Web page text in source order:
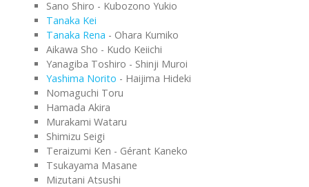
Sano Shiro - Kubozono Yukio
Tanaka Kei
Tanaka Rena - Ohara Kumiko
Aikawa Sho - Kudo Keiichi
Yanagiba Toshiro - Shinji Muroi
Yashima Norito - Haijima Hideki
Nomaguchi Toru
Hamada Akira
Murakami Wataru
Shimizu Seigi
Teraizumi Ken - Gérant Kaneko
Tsukayama Masane
Mizutani Atsushi